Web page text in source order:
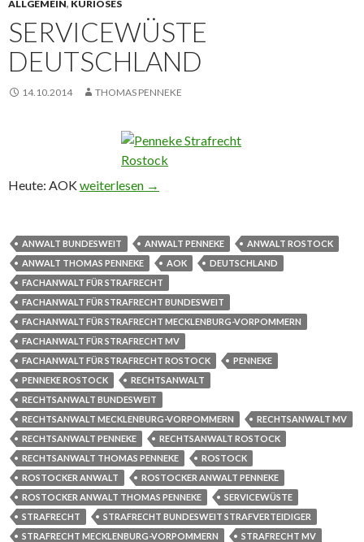
ALLGEMEIN, KURIOSES
SERVICEWÜSTE
DEUTSCHLAND
14.10.2014 THOMAS PENNEKE
Heute: AOKServicewüste Deutschland
weiterlesen →
ANWALT BUNDESWEIT ANWALT PENNEKE
ANWALT ROSTOCK
ANWALT THOMAS PENNEKE
AOK
DEUTSCHLAND
FACHANWALT FÜR STRAFRECHT
FACHANWALT FÜR STRAFRECHT BUNDESWEIT
FACHANWALT FÜR STRAFRECHT MECKLENBURG-VORPOMMERN
FACHANWALT FÜR STRAFRECHT MV
FACHANWALT FÜR STRAFRECHT ROSTOCK
PENNEKE
PENNEKE ROSTOCK
RECHTSANWALT
RECHTSANWALT BUNDESWEIT
RECHTSANWALT MECKLENBURG-VORPOMMERN
RECHTSANWALT MV
RECHTSANWALT PENNEKE
RECHTSANWALT ROSTOCK
RECHTSANWALT THOMAS PENNEKE
ROSTOCK
ROSTOCKER ANWALT
ROSTOCKER ANWALT PENNEKE
ROSTOCKER ANWALT THOMAS PENNEKE
SERVICEWÜSTE
STRAFRECHT
STRAFRECHT BUNDESWEIT STRAFVERTEIDIGER
STRAFRECHT MECKLENBURG-VORPOMMERN
STRAFRECHT MV